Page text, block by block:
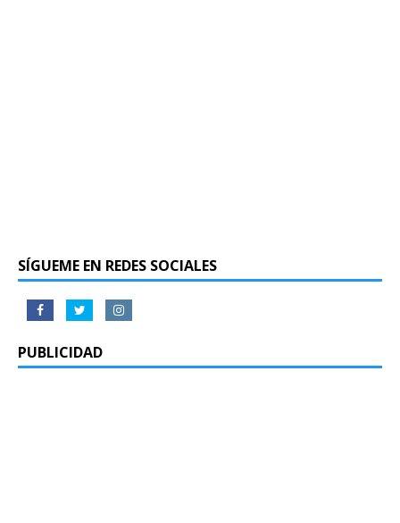
SÍGUEME EN REDES SOCIALES
PUBLICIDAD